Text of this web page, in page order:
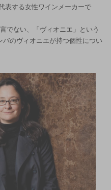
表する女性ワインメーカーで
でない、「ヴィオニエ」という
のヴィオニエが持つ個性につい